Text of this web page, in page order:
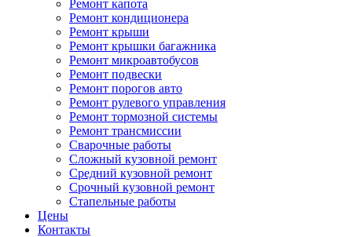
Ремонт капота
Ремонт кондиционера
Ремонт крыши
Ремонт крышки багажника
Ремонт микроавтобусов
Ремонт подвески
Ремонт порогов авто
Ремонт рулевого управления
Ремонт тормозной системы
Ремонт трансмиссии
Сварочные работы
Сложный кузовной ремонт
Средний кузовной ремонт
Срочный кузовной ремонт
Стапельные работы
Цены
Контакты